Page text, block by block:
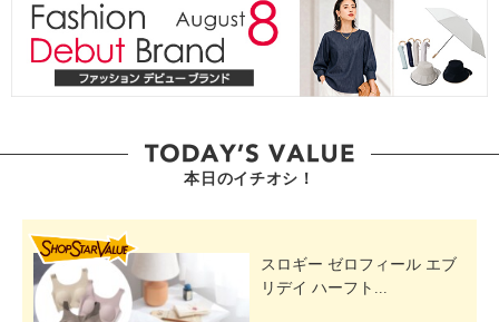
本日のイチオシ！
スロギー ゼロフィール エブ
リデイ ハーフト...